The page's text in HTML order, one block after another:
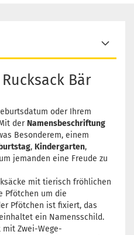
Bär
oder Ihrem
der Namensbeschriftung
Besonderem, einem
, Kindergarten,
jemanden eine Freude zu
mit tierisch fröhlichen
Pfötchen um die
Pfötchen ist fixiert, das
ein Namensschild.
Zwei-Wege-